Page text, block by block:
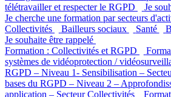
télétravailler et respecter le RGPD
Je
Je cherche une formation par secteurs
Collectivités
Bailleurs sociaux Santé
Je souhaite être rappelé
Formation : Collectivités et RGPD
systèmes de vidéoprotection /
RGPD – Niveau 1- Sensibilisation –
bases du RGPD – Niveau 2 –
application – Secteur Collectivités